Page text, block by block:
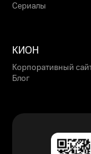
Сериалы
КИОН
Корпоративный
Блог